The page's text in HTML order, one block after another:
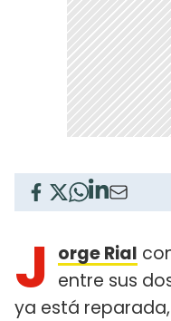
J orge Rial
entre sus
ya está